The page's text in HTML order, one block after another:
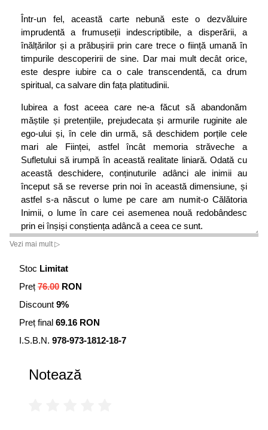
Într-un fel, această carte nebună este o dezvăluire
imprudentă a frumuseții indescriptibile, a disperării, a
înălțărilor și a prăbușirii prin care trece o ființă umană în
timpurile descoperirii de sine. Dar mai mult decât orice,
este despre iubire ca o cale transcendentă, ca drum
spiritual, ca salvare din fața platitudinii.
Iubirea a fost aceea care ne-a făcut să abandonăm
măștile și pretențiile, prejudecata și armurile ruginite ale
ego-ului și, în cele din urmă, să deschidem porțile cele
mari ale Ființei, astfel încât memoria străveche a
Sufletului să irumpă în această realitate liniară. Odată cu
această deschidere, conținuturile adânci ale inimii au
început să se reverse prin noi în această dimensiune, și
astfel s-a născut o lume pe care am numit-o Călătoria
Inimii, o lume în care cei asemenea nouă redobândesc
prin ei înșiși conștiența adâncă a ceea ce sunt.
Călătoria Inimii astăzi înseamnă Cărțile Maestrului Interior
înseamnă Calea Maestrului Interior și un mod de a aborda
transformarea interioară, dar dincolo de toate acestea,
Călătoria Inimii înseamnă sutele – poate mii – de oameni
ei înșiși. Toate acestea sunt născute din povestea mea și
a Elenei, din trăirile noastre personale și din descoperirile
convulsiunilor și splendorii care au însoțit nașterea în
Vezi mai mult ▷
Stoc Limitat
Preț 76.00 RON
Discount 9%
Preț final 69.16 RON
I.S.B.N. 978-973-1812-18-7
Notează